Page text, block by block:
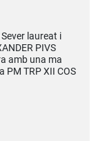
laureat i
PIVS
amb una ma
PM TRP XII COS